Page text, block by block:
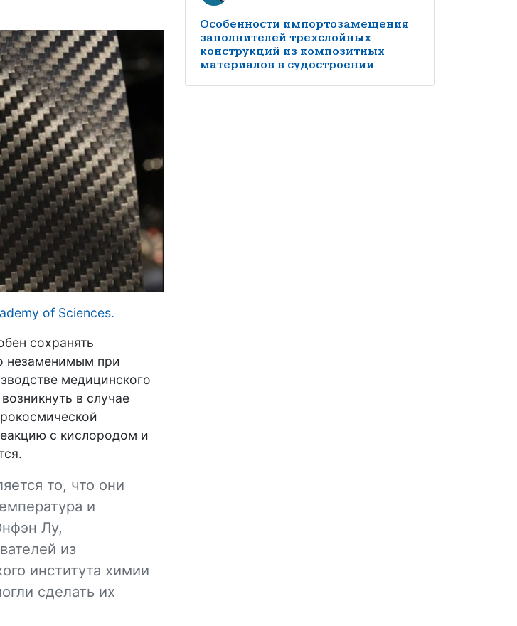
of Sciences.
сохранять
незаменимым при
медицинского
в случае
с кислородом и
то, что они
и
Лу,
из
института химии
сделать их
Особенности импортозамещения
заполнителей трехслойных
конструкций из композитных
материалов в судостроении